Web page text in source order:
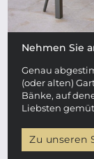
Nehmen Sie
Genau
(oder alten)
Bänke, auf
Liebsten
Zu unseren